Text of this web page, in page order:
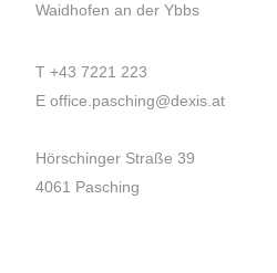
Waidhofen an der Ybbs
T +43 7221 223
E office.pasching@dexis.at
Hörschinger Straße 39
4061 Pasching